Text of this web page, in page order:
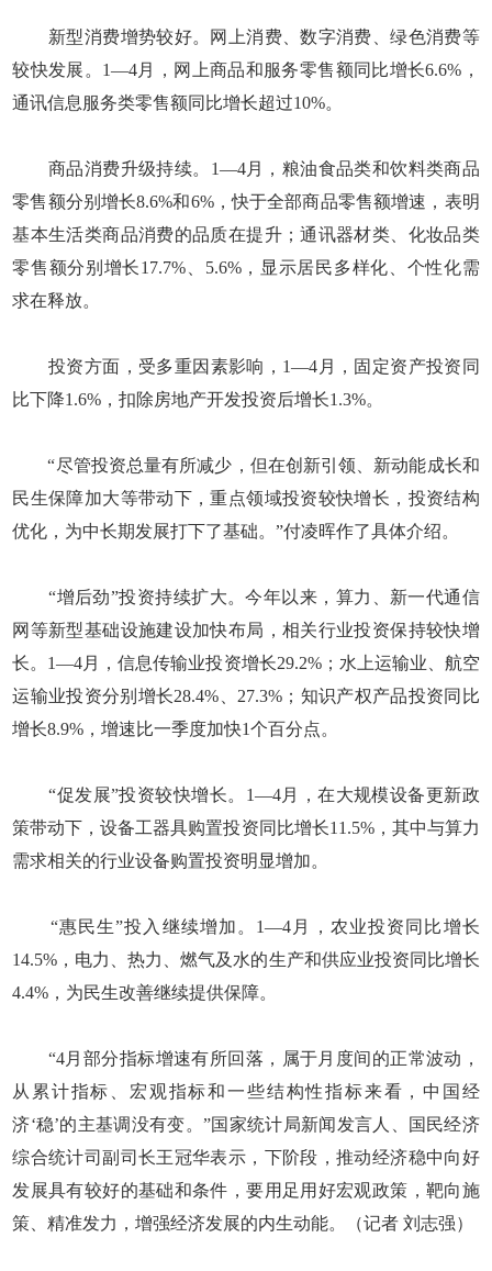
新型消费增势较好。网上消费、数字消费、绿色消费等
较快发展。1—4月，网上商品和服务零售额同比增长6.6%，
通讯信息服务类零售额同比增长超过10%。
商品消费升级持续。1—4月，粮油食品类和饮料类商品
零售额分别增长8.6%和6%，快于全部商品零售额增速，表明
基本生活类商品消费的品质在提升；通讯器材类、化妆品类
零售额分别增长17.7%、5.6%，显示居民多样化、个性化需
求在释放。
投资方面，受多重因素影响，1—4月，固定资产投资同
比下降1.6%，扣除房地产开发投资后增长1.3%。
“尽管投资总量有所减少，但在创新引领、新动能成长和
民生保障加大等带动下，重点领域投资较快增长，投资结构
优化，为中长期发展打下了基础。”付凌晖作了具体介绍。
“增后劲”投资持续扩大。今年以来，算力、新一代通信
网等新型基础设施建设加快布局，相关行业投资保持较快增
长。1—4月，信息传输业投资增长29.2%；水上运输业、航空
运输业投资分别增长28.4%、27.3%；知识产权产品投资同比
增长8.9%，增速比一季度加快1个百分点。
“促发展”投资较快增长。1—4月，在大规模设备更新政
策带动下，设备工器具购置投资同比增长11.5%，其中与算力
需求相关的行业设备购置投资明显增加。
“惠民生”投入继续增加。1—4月，农业投资同比增长
14.5%，电力、热力、燃气及水的生产和供应业投资同比增长
4.4%，为民生改善继续提供保障。
“4月部分指标增速有所回落，属于月度间的正常波动，
从累计指标、宏观指标和一些结构性指标来看，中国经
济‘稳’的主基调没有变。”国家统计局新闻发言人、国民经济
综合统计司副司长王冠华表示，下阶段，推动经济稳中向好
发展具有较好的基础和条件，要用足用好宏观政策，靶向施
策、精准发力，增强经济发展的内生动能。（记者 刘志强）